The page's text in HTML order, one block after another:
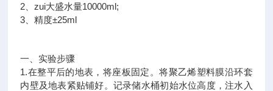
2、zui大盛水量10000ml;
3、精度±25ml
一、实验步骤
1.在整平后的地表，将座板固定。将聚乙烯塑料膜沿环套
内壁及地表紧贴铺好。记录储水桶初始水位高度，注水入